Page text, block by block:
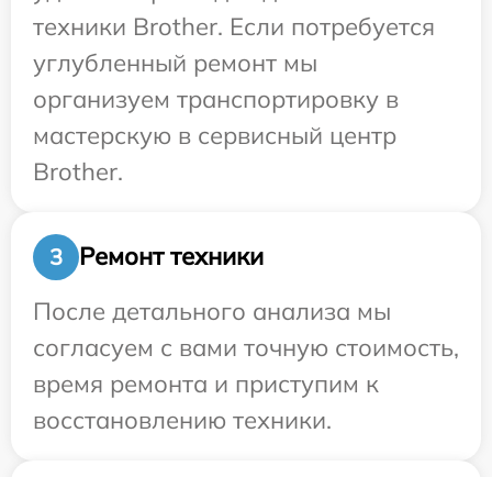
техники Brother. Если потребуется
углубленный ремонт мы
организуем транспортировку в
мастерскую в сервисный центр
Brother.
3
Ремонт техники
После детального анализа мы
согласуем с вами точную стоимость,
время ремонта и приступим к
восстановлению техники.